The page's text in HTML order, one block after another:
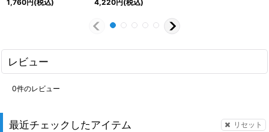
1,760円(税込)
4,220円(税込)
レビュー
0件のレビュー
最近チェックしたアイテム リセット